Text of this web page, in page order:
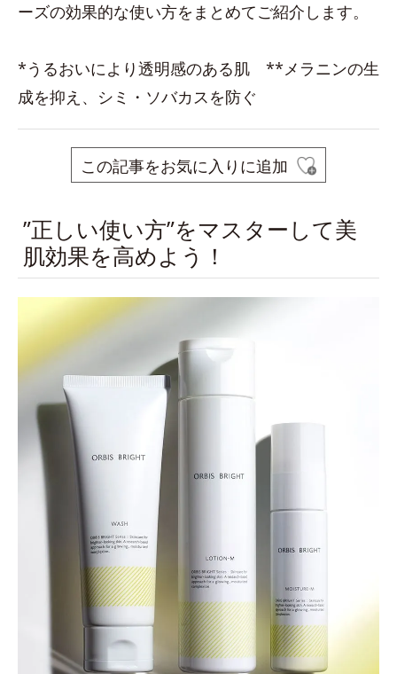
ーズの効果的な使い方をまとめてご紹介します。
*うるおいにより透明感のある肌 **メラニンの生
成を抑え、シミ・ソバカスを防ぐ
この記事をお気に入りに追加
”正しい使い方”をマスターして美
肌効果を高めよう！